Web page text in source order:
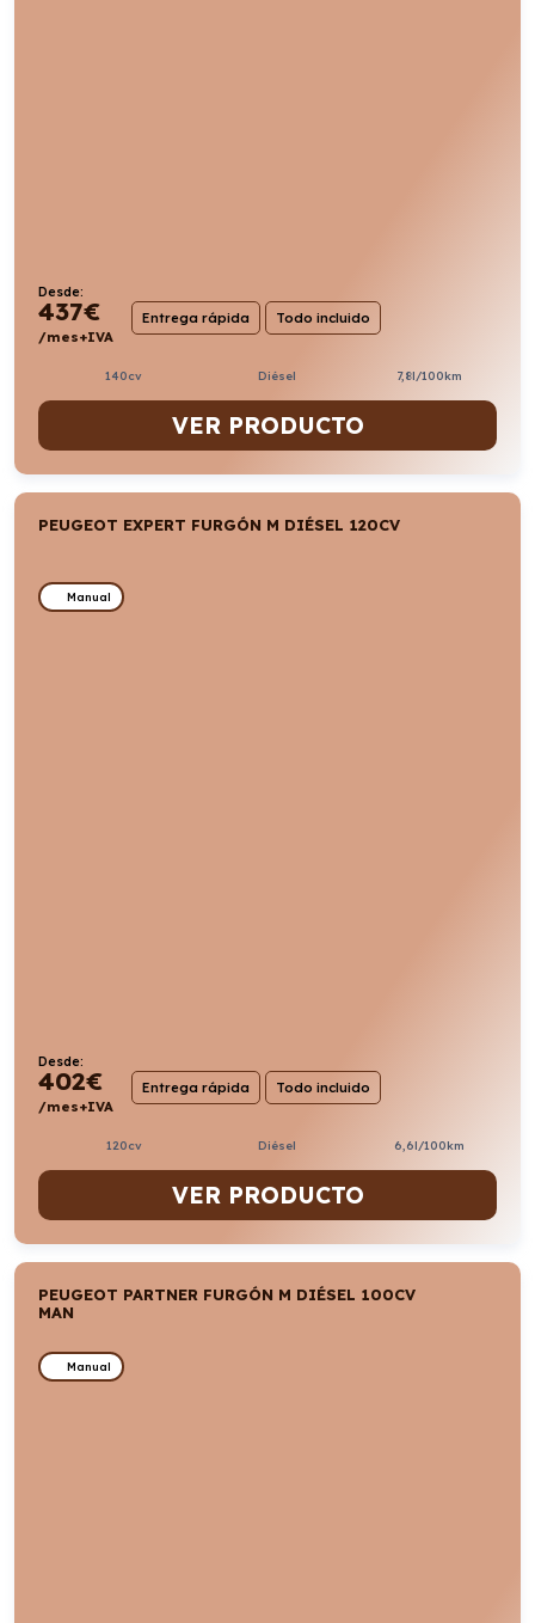
Desde:
437€
/mes+IVA
Entrega rápida Todo incluido
140cv Diésel 7,8l/100km
VER PRODUCTO
PEUGEOT EXPERT FURGÓN M DIÉSEL 120CV
Manual
Desde:
402€
/mes+IVA
Entrega rápida Todo incluido
120cv Diésel 6,6l/100km
VER PRODUCTO
PEUGEOT PARTNER FURGÓN M DIÉSEL 100CV
MAN
Manual